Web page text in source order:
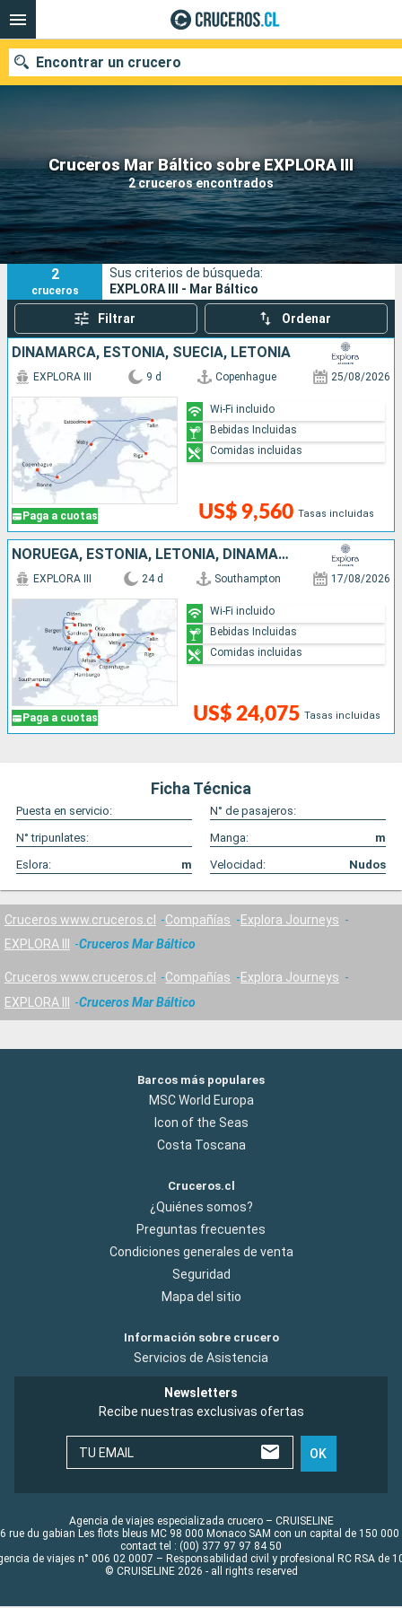
Cruceros Mar Báltico sobre EXPLORA III
2 cruceros encontrados
Encontrar un crucero
Nuestros destinos
Fecha de salida
Puertos Compañías
Buscar
2
cruceros
Sus criterios de búsqueda:
EXPLORA III - Mar Báltico
Filtrar Ordenar
DINAMARCA, ESTONIA, SUECIA, LETONIA
Paga a cuotas
EXPLORA III 9 d Copenhague 25/08/2026
US$ 9,560 Tasas incluidas
Wi-Fi incluido
Bebidas Incluidas
Comidas incluidas
NORUEGA, ESTONIA, LETONIA, DINAMARCA, SUECIA, ALEMANIA, REINO UNIDO
Paga a cuotas
EXPLORA III 24 d Southampton 17/08/2026
US$ 24,075 Tasas incluidas
Wi-Fi incluido
Bebidas Incluidas
Comidas incluidas
Ficha Técnica
Puesta en servicio:
N° de pasajeros:
N° tripunlates:
Manga:
m
Eslora:
m Velocidad: Nudos
Cruceros www.cruceros.cl Compañías
Explora Journeys
EXPLORA III
Cruceros Mar Báltico
Cruceros www.cruceros.cl Compañías
Explora Journeys
EXPLORA III
Cruceros Mar Báltico
Barcos más populares
MSC World Europa
Icon of the Seas
Costa Toscana
Cruceros.cl
¿Quiénes somos?
Preguntas frecuentes
Condiciones generales de venta
Seguridad
Mapa del sitio
Información sobre crucero
Servicios de Asistencia
Newsletters
Recibe nuestras exclusivas ofertas
TU EMAIL OK
Agencia de viajes especializada crucero – CRUISELINE
rue du gabian Les flots bleus MC 98 000 Monaco SAM con un capital de 150 000
contact tel : (00) 377 97 97 84 50
de viajes n° 006 02 0007 – Responsabilidad civil y profesional RC RSA de
© CRUISELINE 2026 - all rights reserved